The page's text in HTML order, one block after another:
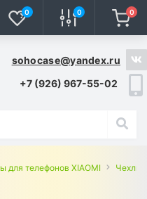
0 0 0
sohocase@yandex.ru
+7 (926) 967-55-02
для телефонов XIAOMI Чехлы